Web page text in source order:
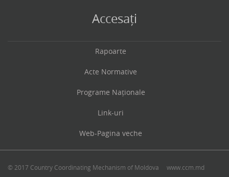
Accesați
Rapoarte
Acte Normative
Programe Naționale
Link-uri
Web-Pagina veche
© 2017 Country Coordinating Mechanism of Moldova www.ccm.md